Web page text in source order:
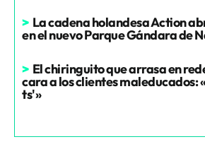
> La cadena holandesa Action
en el nuevo Parque Gándara de
> El chiringuito que arrasa en
cara a los clientes maleducados:
ts'»